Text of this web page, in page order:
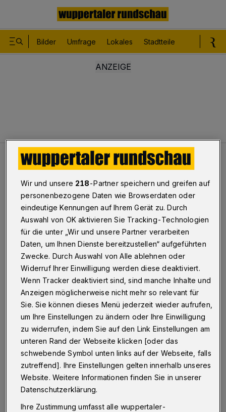
Bilder Umfrage Lokales Stadtteile
Auf dem Boden sitzen?
Auf dem Boden sitzen?
Betr.: keine Bänke in der Bahnhofs-Mall
10.01.2020 , 12:24 Uhr Eine Minute Lesezeit
W er sich auf den Weg macht (mit
Taschen und Koffern), wird schnell
merken: Die Mall ist nicht das, was sie
verspricht. Denn Ausruhen ist nicht drin. Es
Wir und unsere 218-Partner speichern und greifen auf
personenbezogene Daten wie Browserdaten oder
eindeutige Kennungen auf Ihrem Gerät zu. Durch
Auswahl von OK aktivieren Sie Tracking-Technologien
für die unter „Wir und unsere Partner verarbeiten
Daten, um Ihnen Dienste bereitzustellen“ aufgeführten
Zwecke. Durch Auswahl von Alle ablehnen oder
Widerruf Ihrer Einwilligung werden diese deaktiviert.
Wenn Tracker deaktiviert sind, sind manche Inhalte und
Anzeigen möglicherweise nicht mehr so relevant für
Sie. Sie können dieses Menü jederzeit wieder aufrufen,
um Ihre Einstellungen zu ändern oder Ihre Einwilligung
zu widerrufen, indem Sie auf den Link Einstellungen am
unteren Rand der Webseite klicken [oder das
schwebende Symbol unten links auf der Webseite, falls
zutreffend]. Ihre Einstellungen gelten innerhalb unseres
Website. Weitere Informationen finden Sie in unserer
Datenschutzerklärung.
Ihre Zustimmung umfasst alle wuppertaler-